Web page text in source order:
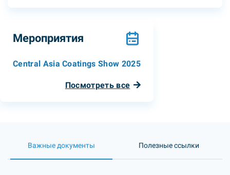
Мероприятия
Central Asia Coatings Show 2025
Посмотреть все
Важные документы Полезные ссылки